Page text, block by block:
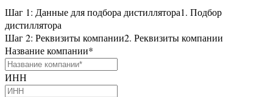
Шаг 1: Данные для подбора дистиллятора1. Подбор
дистиллятора
Шаг 2: Реквизиты компании2. Реквизиты компании
Название компании*
ИНН